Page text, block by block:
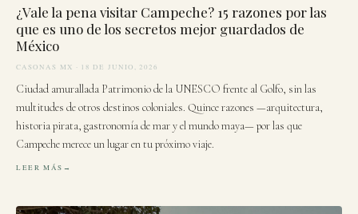
¿Vale la pena visitar Campeche? 15 razones por las
que es uno de los secretos mejor guardados de
México
CASONAS MX · 18 DE JUNIO, 2026
Ciudad amurallada Patrimonio de la UNESCO frente al Golfo, sin las
multitudes de otros destinos coloniales. Quince razones —arquitectura,
historia pirata, gastronomía de mar y el mundo maya— por las que
Campeche merece un lugar en tu próximo viaje.
LEER MÁS